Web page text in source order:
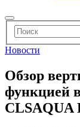
Новости
Обзор
функцией
CLSAQUA